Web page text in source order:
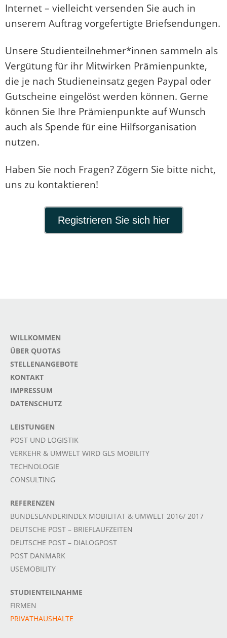
Internet – vielleicht versenden Sie auch in
unserem Auftrag vorgefertigte Briefsendungen.
Unsere Studienteilnehmer*innen sammeln als
Vergütung für ihr Mitwirken Prämienpunkte,
die je nach Studieneinsatz gegen Paypal oder
Gutscheine eingelöst werden können. Gerne
können Sie Ihre Prämienpunkte auf Wunsch
auch als Spende für eine Hilfsorganisation
nutzen.
Haben Sie noch Fragen? Zögern Sie bitte nicht,
uns zu kontaktieren!
Registrieren Sie sich hier
WILLKOMMEN
ÜBER QUOTAS
STELLENANGEBOTE
KONTAKT
IMPRESSUM
DATENSCHUTZ
LEISTUNGEN
POST UND LOGISTIK
VERKEHR & UMWELT WIRD GLS MOBILITY
TECHNOLOGIE
CONSULTING
REFERENZEN
BUNDESLÄNDERINDEX MOBILITÄT & UMWELT 2016/ 2017
DEUTSCHE POST – BRIEFLAUFZEITEN
DEUTSCHE POST – DIALOGPOST
POST DANMARK
USEMOBILITY
STUDIENTEILNAHME
FIRMEN
PRIVATHAUSHALTE